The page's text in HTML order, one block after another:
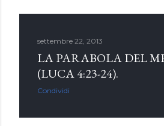
settembre 22, 2013
LA PARABOLA DEL
(LUCA 4:23-24).
Condividi